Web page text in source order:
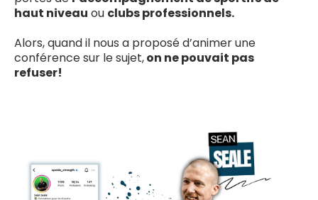
haut niveau ou clubs professionnels.
Alors, quand il nous a proposé d’animer une
conférence sur le sujet,on ne pouvait pas
refuser!